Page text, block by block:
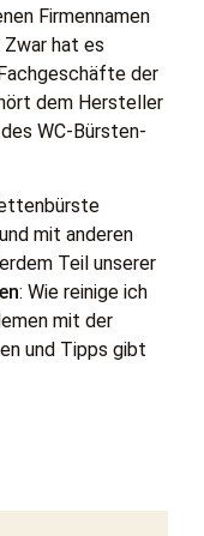
Firmennamen
Zwar hat es
der
dem Hersteller
WC-Bürsten-
mit anderen
Teil unserer
: Wie reinige ich
mit der
und Tipps gibt